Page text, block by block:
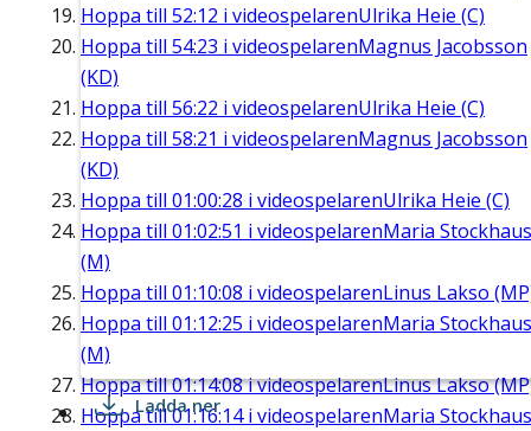
Hoppa till 52:12 i videospelarenUlrika Heie (C)
Hoppa till 54:23 i videospelarenMagnus Jacobsson
(KD)
Hoppa till 56:22 i videospelarenUlrika Heie (C)
Hoppa till 58:21 i videospelarenMagnus Jacobsson
(KD)
Hoppa till 01:00:28 i videospelarenUlrika Heie (C)
Hoppa till 01:02:51 i videospelarenMaria Stockhaus
(M)
Hoppa till 01:10:08 i videospelarenLinus Lakso
Hoppa till 01:12:25 i videospelarenMaria Stockhaus
(M)
Hoppa till01:14:08i videospelarenLinus Lakso
Hoppa till01:16:14i videospelarenMaria Stockhaus
Ladda ner